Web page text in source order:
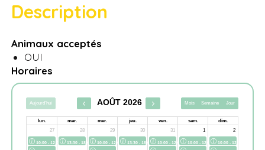
Description
Animaux acceptés
OUI
Horaires